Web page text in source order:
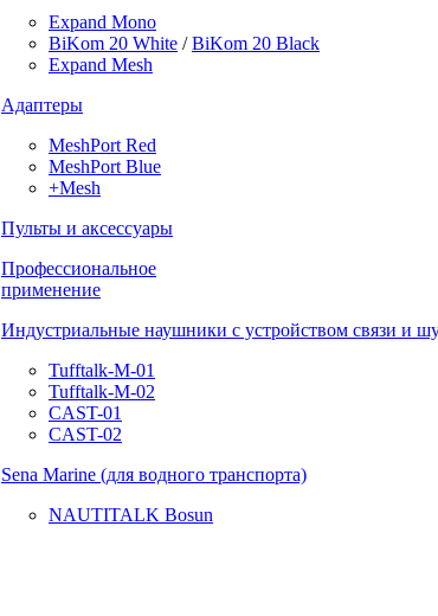
Expand Mono
BiKom 20 White /BiKom 20 Black
Expand Mesh
Адаптеры
MeshPort Red
MeshPort Blue
+Mesh
Пульты и аксессуары
Профессиональное
применение
Индустриальные наушники с устройством связи и
Tufftalk-M-01
Tufftalk-M-02
CAST-01
CAST-02
Sena Marine (для водного транспорта)
NAUTITALK Bosun